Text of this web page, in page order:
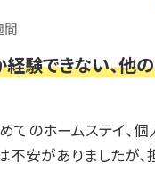
間
験できない、他
てのホームステイ、
不安がありましたが、